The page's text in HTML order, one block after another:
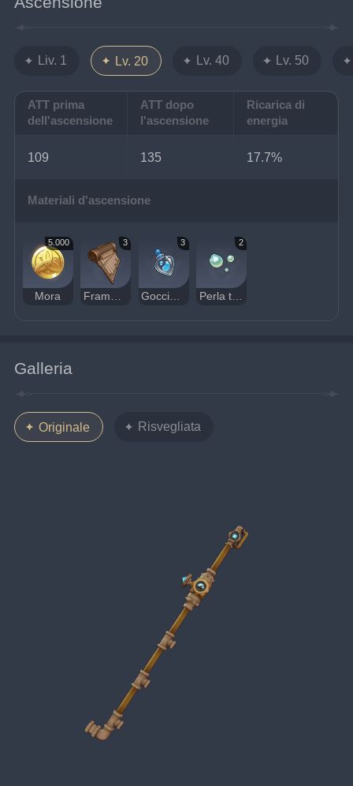
Liv. 1 Lv. 20 Lv. 40 Lv. 50
ATT prima
dell'ascensione
ATT dopo
l'ascensione
Ricarica di
energia
109 135 17.7%
Materiali d'ascensione
5.000
Mora
3
Frammento di un antico accordo
3
Goccia d'acqua contaminata
2
Perla transoceanica
Galleria
Originale Risvegliata